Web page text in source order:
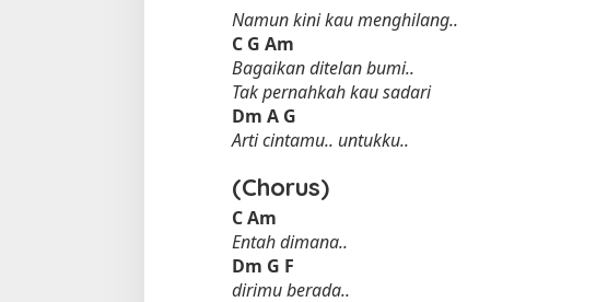
Namun kini kau menghilang..
C G Am
Bagaikan ditelan bumi..
Tak pernahkah kau sadari
Dm A G
Arti cintamu.. untukku..
(Chorus)
CAm
Entah dimana..
Dm G F
dirimu berada..